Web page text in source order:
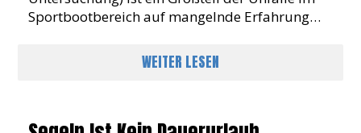
Sportbootbereich auf mangelnde Erfahrung
zurückzuführen.Besonders betroffen:
WEITER LESEN